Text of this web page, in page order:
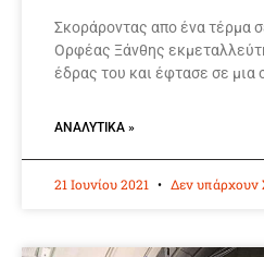
Σκοράροντας απο ένα τέρμα
Ορφέας Ξάνθης
έδρας του και έφτασε σε μια
ΑΝΑΛΥΤΙΚΆ »
21 Ιουνίου 2021 Δεν υπάρχουν